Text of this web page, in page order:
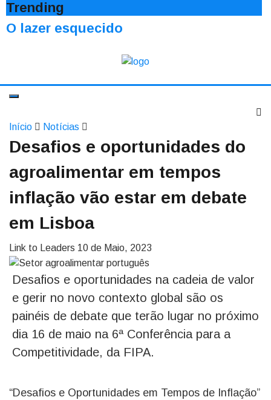
Trending
O lazer esquecido
Início Notícias
Desafios e oportunidades do
agroalimentar em tempos
inflação vão estar em debate
em Lisboa
Link to Leaders 10 de Maio, 2023
Desafios e oportunidades na cadeia de valor
e gerir no novo contexto global são os
painéis de debate que terão lugar no próximo
dia 16 de maio na 6ª Conferência para a
Competitividade, da FIPA.
“Desafios e Oportunidades em Tempos de Inflação”